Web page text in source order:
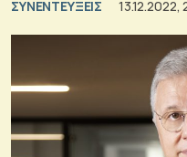
ΣΥΝΕΝΤΕΥΞΕΙΣ 13.12.2022,